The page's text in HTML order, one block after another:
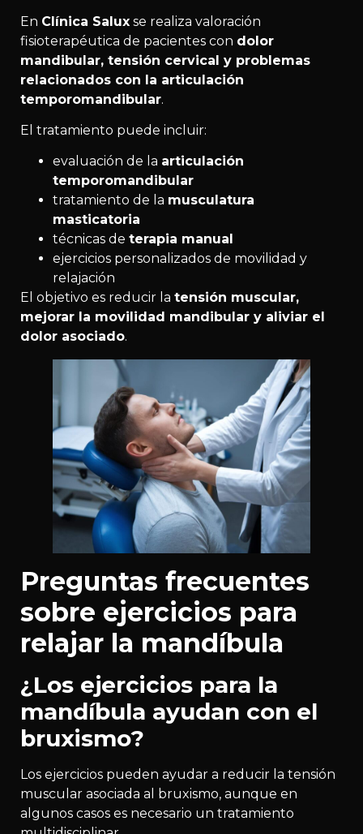
En Clínica Salux se realiza valoración
fisioterapéutica de pacientes con dolor
mandibular, tensión cervical y problemas
relacionados con la articulación
temporomandibular.
El tratamiento puede incluir:
evaluación de la articulación
temporomandibular
tratamiento de la musculatura
masticatoria
técnicas de terapia manual
ejercicios personalizados de movilidad y
relajación
El objetivo es reducir la tensión muscular,
mejorar la movilidad mandibular y aliviar el
dolor asociado.
Preguntas frecuentes
sobre ejercicios para
relajar la mandíbula
¿Los ejercicios para la
mandíbula ayudan con el
bruxismo?
Los ejercicios pueden ayudar a reducir la tensión
muscular asociada al bruxismo, aunque en
algunos casos es necesario un tratamiento